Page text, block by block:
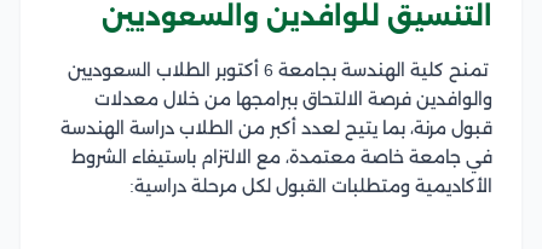
التنسيق للوافدين والسعوديين
تمنح كلية الهندسة بجامعة 6 أكتوبر الطلاب السعوديين
والوافدين فرصة الالتحاق ببرامجها من خلال معدلات
قبول مرنة، بما يتيح لعدد أكبر من الطلاب دراسة الهندسة
في جامعة خاصة معتمدة، مع الالتزام باستيفاء الشروط
الأكاديمية ومتطلبات القبول لكل مرحلة دراسية: